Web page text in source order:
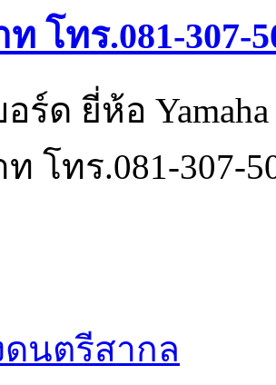
ท โทร.081-307-
ร์ด ยี่ห้อ
ท โทร.081-307-
ดนตรีสากล